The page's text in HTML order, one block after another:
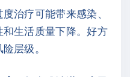
度治疗可能带来感染、
生活质量下降。好方
层级。